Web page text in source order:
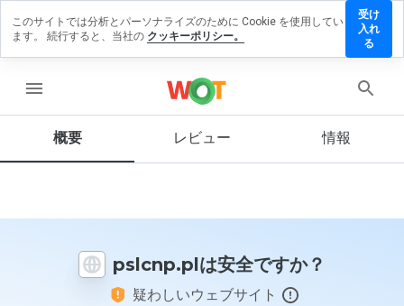
menu
概要 レビュー 情報
pslcnp.plは安全ですか？
疑わしいウェブサイト
レビ
ーを
ブサ
このサイトでは分析とパーソナライズのために Cookie を使用してい
ます。 続行すると、当社の クッキーポリシー。
受け
入れ
る